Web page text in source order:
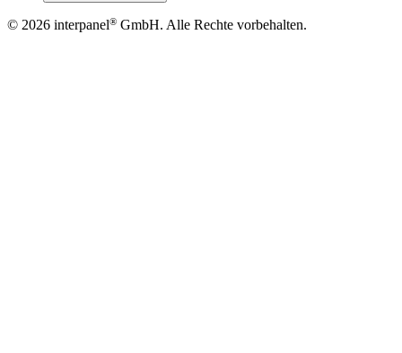
© 2026 interpanel® GmbH. Alle Rechte vorbehalten.